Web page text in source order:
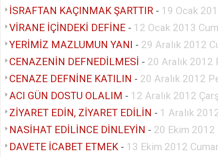
İSRAFTAN KAÇINMAK ŞARTTIR - 19 Ocak
VİRANE İÇİNDEKİ DEFİNE - 12 Ocak 2013
YERİMİZ MAZLUMUN YANI - 29 Aralık 2012
CENAZENİN DEFNEDİLMESİ - 20 Aralık 2012
CENAZE DEFNİNE KATILIN - 20 Aralık 2012
ACI GÜN DOSTU OLALIM - 12 Aralık 2012
ZİYARET EDİN, ZİYARET EDİLİN - 1 Aralık
NASİHAT EDİLİNCE DİNLEYİN - 20 Ekim
DAVETE İCABET ETMEK - 13 Ekim 2012